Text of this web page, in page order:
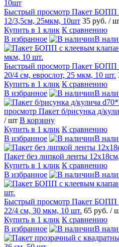
Быстрый просмотр Пакет БОПП
12/3,5см, 25мкм, 10шт 35 руб. /
Купить в 1 клик К сравнению
В избранное
В
Быстрый просмотр Пакет БОПП
20/4 cм, еврослот, 25 мкм, 10 шт.
Купить в 1 клик К сравнению
В избранное
В
просмотр Пакет б/рисунка д/
/ шт В корзину
Купить в 1 клик К сравнению
В избранное
В
Пакет без липкой ленты
Купить в 1 клик К сравнению
В избранное
В
Быстрый просмотр Пакет БОПП
22/4 см, 30 мкм, 10 шт. 65 руб. /
Купить в 1 клик К сравнению
В избранное
В